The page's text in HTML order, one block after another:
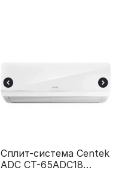
Сплит-система Centek
ADC CT-65ADC18